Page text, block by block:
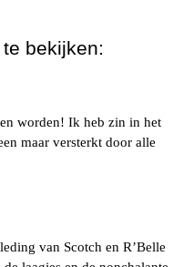
bekijken:
worden! Ik heb zin in het
maar versterkt door alle
van Scotch en R’Belle